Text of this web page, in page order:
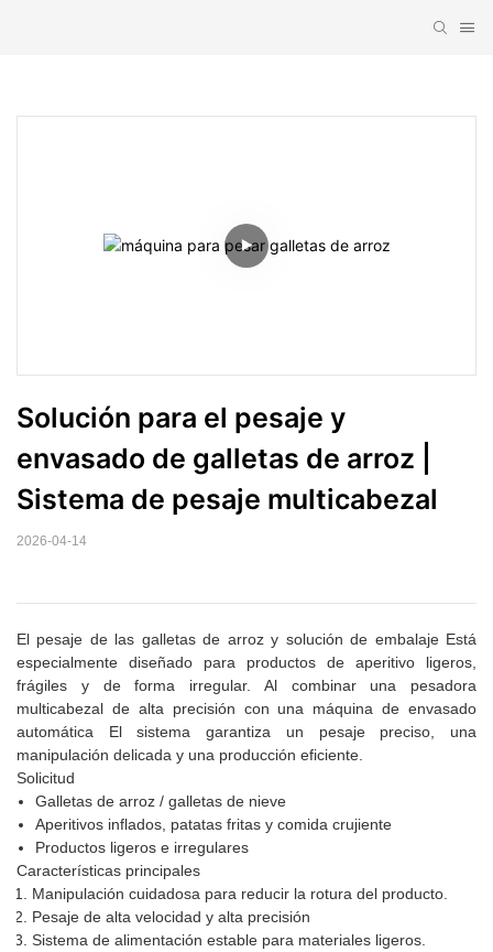
Solución para el pesaje y
envasado de galletas de arroz |
Sistema de pesaje multicabezal
2026-04-14
El pesaje de las galletas de arroz y solución de embalajeEstá
especialmente diseñado para productos de aperitivo ligeros,
frágiles y de forma irregular. Al combinar una pesadora
multicabezal de alta precisión con una máquina de envasado
automática El sistema garantiza un pesaje preciso, una
manipulación delicada y una producción eficiente.
Solicitud
Galletas de arroz / galletas de nieve
Aperitivos inflados, patatas fritas y comida crujiente
Productos ligeros e irregulares
Características principales
Manipulación cuidadosa para reducir la rotura del producto.
Pesaje de alta velocidad y alta precisión
Sistema de alimentación estable para materiales ligeros.